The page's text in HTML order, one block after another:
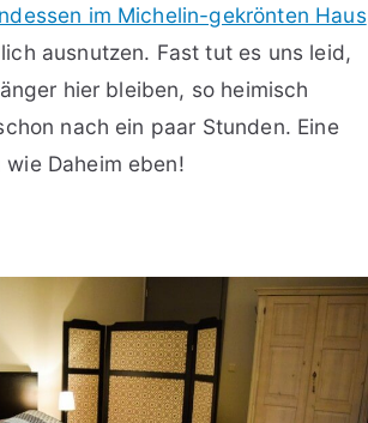
im Michelin-gekrönten Haus
ausnutzen. Fast tut es uns leid,
hier bleiben, so heimisch
nach ein paar Stunden. Eine
wie Daheim eben!